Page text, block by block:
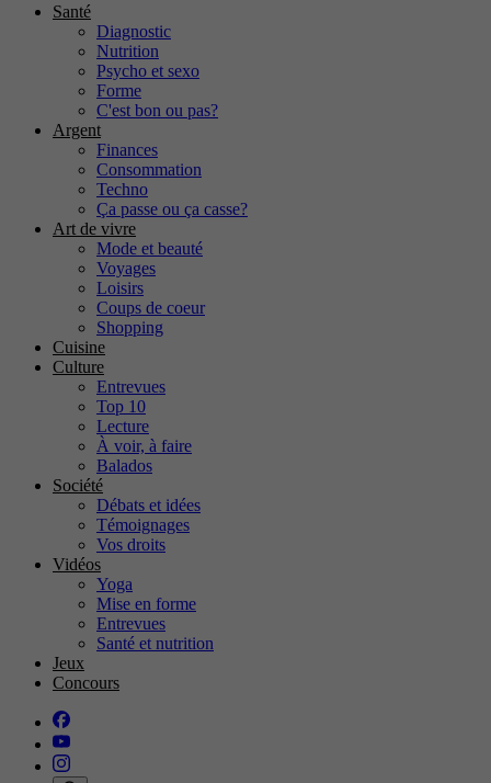
Santé
Diagnostic
Nutrition
Psycho et sexo
Forme
C'est bon ou pas?
Argent
Finances
Consommation
Techno
Ça passe ou ça casse?
Art de vivre
Mode et beauté
Voyages
Loisirs
Coups de coeur
Shopping
Cuisine
Culture
Entrevues
Top 10
Lecture
À voir, à faire
Balados
Société
Débats et idées
Témoignages
Vos droits
Vidéos
Yoga
Mise en forme
Entrevues
Santé et nutrition
Jeux
Concours